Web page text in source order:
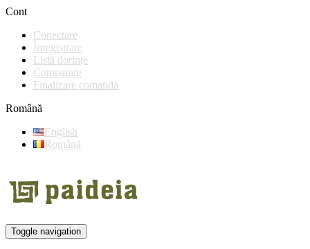
Cont
Conectare
Înregistrare
Listă dorințe
Comparare
Finalizare comandă
Română
English
Română
Toggle navigation